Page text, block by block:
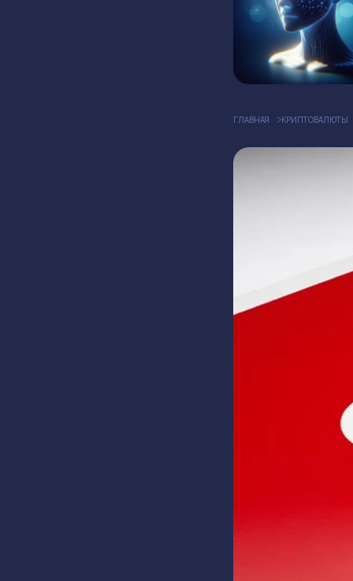
ГЛАВНАЯ КРИПТОВАЛЮТЫ